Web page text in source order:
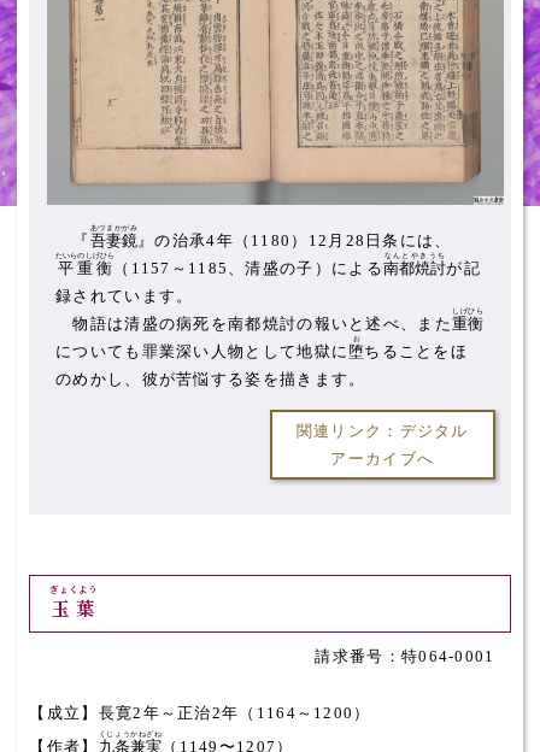
『 吾妻鏡
あづまかがみ
』の治承4年（1180）12月28日条には、
平重衡
たいらのしげひら
（1157～1185、清盛の子）による南都焼討
なんとやきうち
が記
録されています。
物語は清盛の病死を南都焼討の報いと述べ、また重衡
しげひら
についても罪業深い人物として地獄に 堕
お
ちることをほ
のめかし、彼が苦悩する姿を描きます。
関連リンク：デジタル
アーカイブへ
玉葉
ぎょくよう
特064-0001
【成立】長寛2年～正治2年（1164～1200）
【作者】 九条兼実
くじょうかねざね
（1149〜1207）